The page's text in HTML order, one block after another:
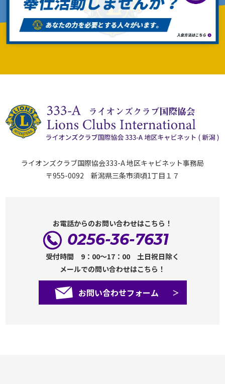
ライオンズクラブ国際協会333-A 地区キャビネット事務局
〒955-0092 新潟県三条市須頃1丁目１７
お電話からのお問い合わせはこちら！
0256-36-7631
受付時間 9：00～17：00 土日祝日除く
メールでの問い合わせはこちら！
お問い合わせフォーム